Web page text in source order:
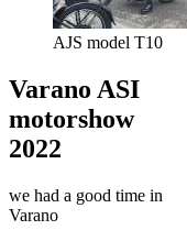
AJS model T10
Varano ASI
motorshow
2022
we had a good time in
Varano